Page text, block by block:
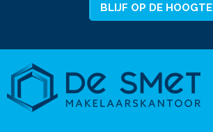
BLIJF OP DE HOOGTE